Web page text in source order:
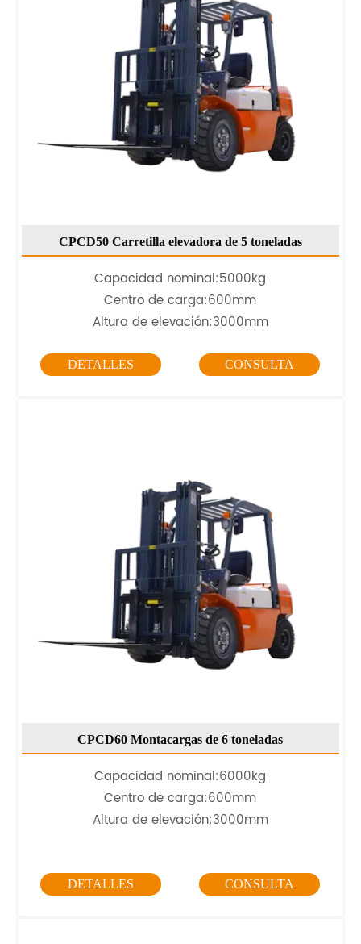
CPCD50 Carretilla elevadora de 5 toneladas
Capacidad nominal:5000kg
Centro de carga:600mm
Altura de elevación:3000mm
DETALLES CONSULTA
CPCD60 Montacargas de 6 toneladas
Capacidad nominal:6000kg
Centro de carga:600mm
Altura de elevación:3000mm
DETALLES CONSULTA